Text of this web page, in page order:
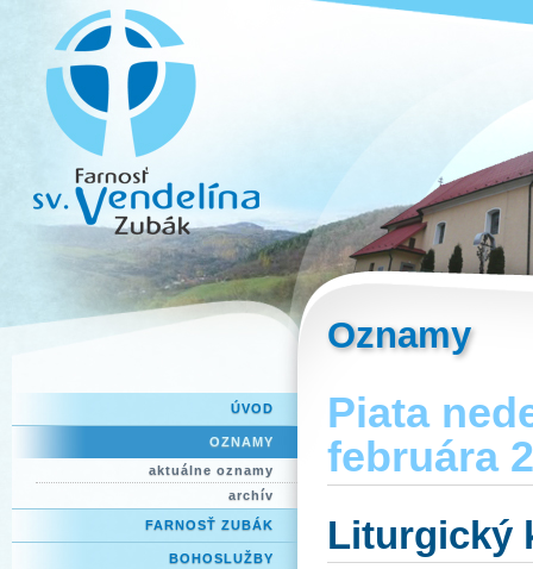
ÚVOD
OZNAMY
aktuálne oznamy
archív
FARNOSŤ ZUBÁK
BOHOSLUŽBY
Oznamy
Piata
februára
Liturgický